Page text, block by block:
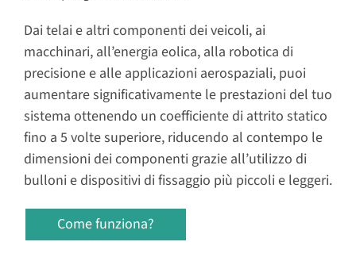
Dai telai e altri componenti dei veicoli, ai
macchinari, all’energia eolica, alla robotica di
precisione e alle applicazioni aerospaziali, puoi
aumentare significativamente le prestazioni del tuo
sistema ottenendo un coefficiente di attrito statico
fino a 5 volte superiore, riducendo al contempo le
dimensioni dei componenti grazie all’utilizzo di
bulloni e dispositivi di fissaggio più piccoli e leggeri.
Come funziona?